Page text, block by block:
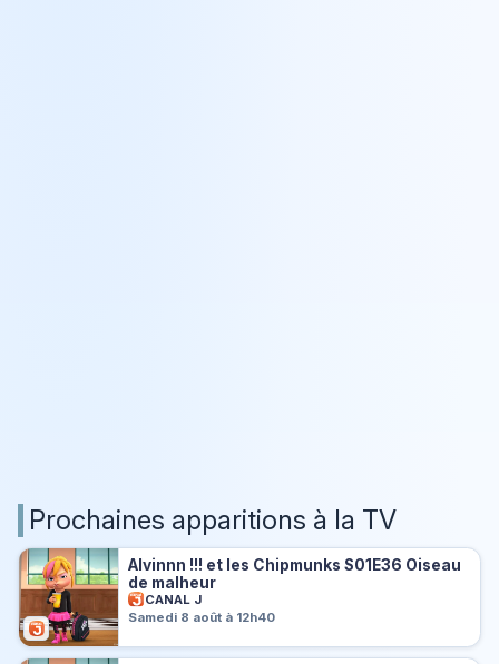
Prochaines apparitions à la TV
Alvinnn !!! et les Chipmunks S01E36 Oiseau
de malheur
CANAL J
Samedi 8 août à 12h40